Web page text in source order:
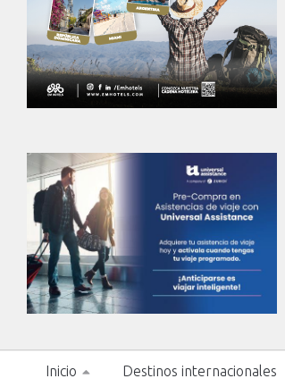
Inicio Destinos internacionales